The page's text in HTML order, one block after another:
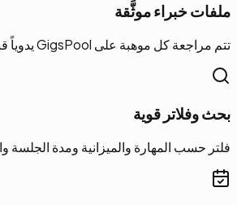
ملفات خبراء موثَّقة
تتم مراجعة كل موهبة على GigsPool يدوياً قبل النشر. نتحقّق من المؤهلات وجودة الأعمال ومراجع العملاء — لا تسجيل ذاتي عشوائي.
بحث وفلاتر قوية
فلتر حسب المهارة والميزانية ومدة الجلسة